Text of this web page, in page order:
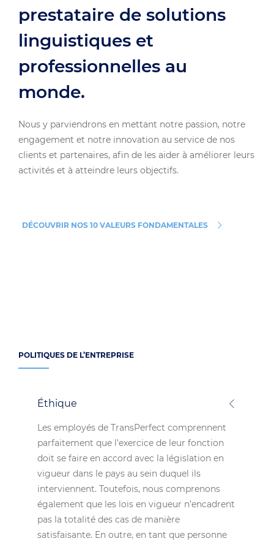
prestataire de solutions
linguistiques et
professionnelles au
monde.
Nous y parviendrons en mettant notre passion, notre
engagement et notre innovation au service de nos
clients et partenaires, afin de les aider à améliorer leurs
activités et à atteindre leurs objectifs.
DÉCOUVRIR NOS 10 VALEURS FONDAMENTALES
POLITIQUES DE L’ENTREPRISE
Éthique
Les employés de TransPerfect comprennent
parfaitement que l’exercice de leur fonction
doit se faire en accord avec la législation en
vigueur dans le pays au sein duquel ils
interviennent. Toutefois, nous comprenons
également que les lois en vigueur n’encadrent
pas la totalité des cas de manière
satisfaisante. En outre, en tant que personne